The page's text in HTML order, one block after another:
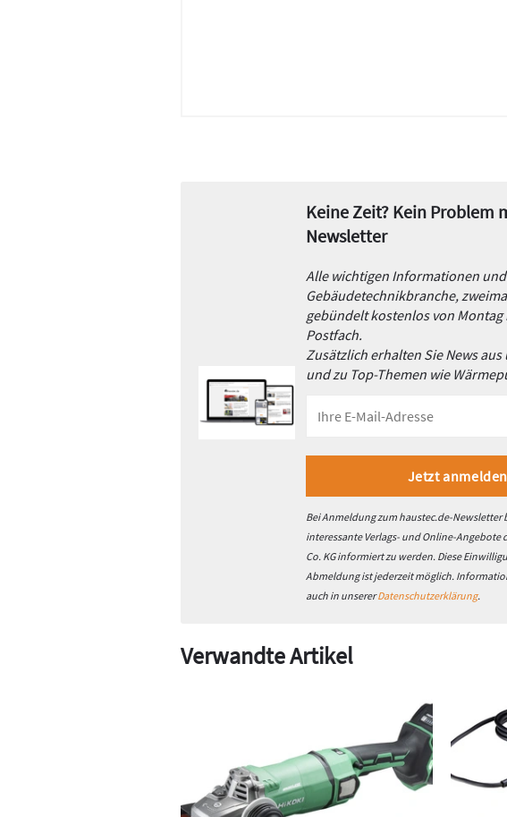
Keine Zeit? Kein Problem
Newsletter
Alle wichtigen Informationen
Gebäudetechnikbranche,
gebündelt kostenlos von Montag
Postfach.
Zusätzlich erhalten Sie News aus
und zu Top-Themen wie
Bei Anmeldung zum haustec.de-
interessante Verlags- und Online-Angebote
Co. KG informiert zu werden. Diese
Abmeldung ist jederzeit möglich.
auch in unsererDatenschutzerklärung.
Verwandte Artikel